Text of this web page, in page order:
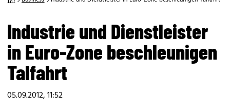
Industrie und Dienstleister
in Euro-Zone beschleunigen
Talfahrt
05.09.2012, 11:52